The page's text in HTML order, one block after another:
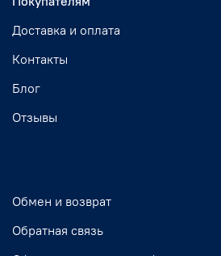
Доставка и оплата
Контакты
Блог
Отзывы
Обмен и возврат
Обратная связь